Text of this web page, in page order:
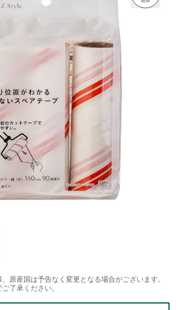
原産国は予告なく変更となる場合がございます。
了承ください。